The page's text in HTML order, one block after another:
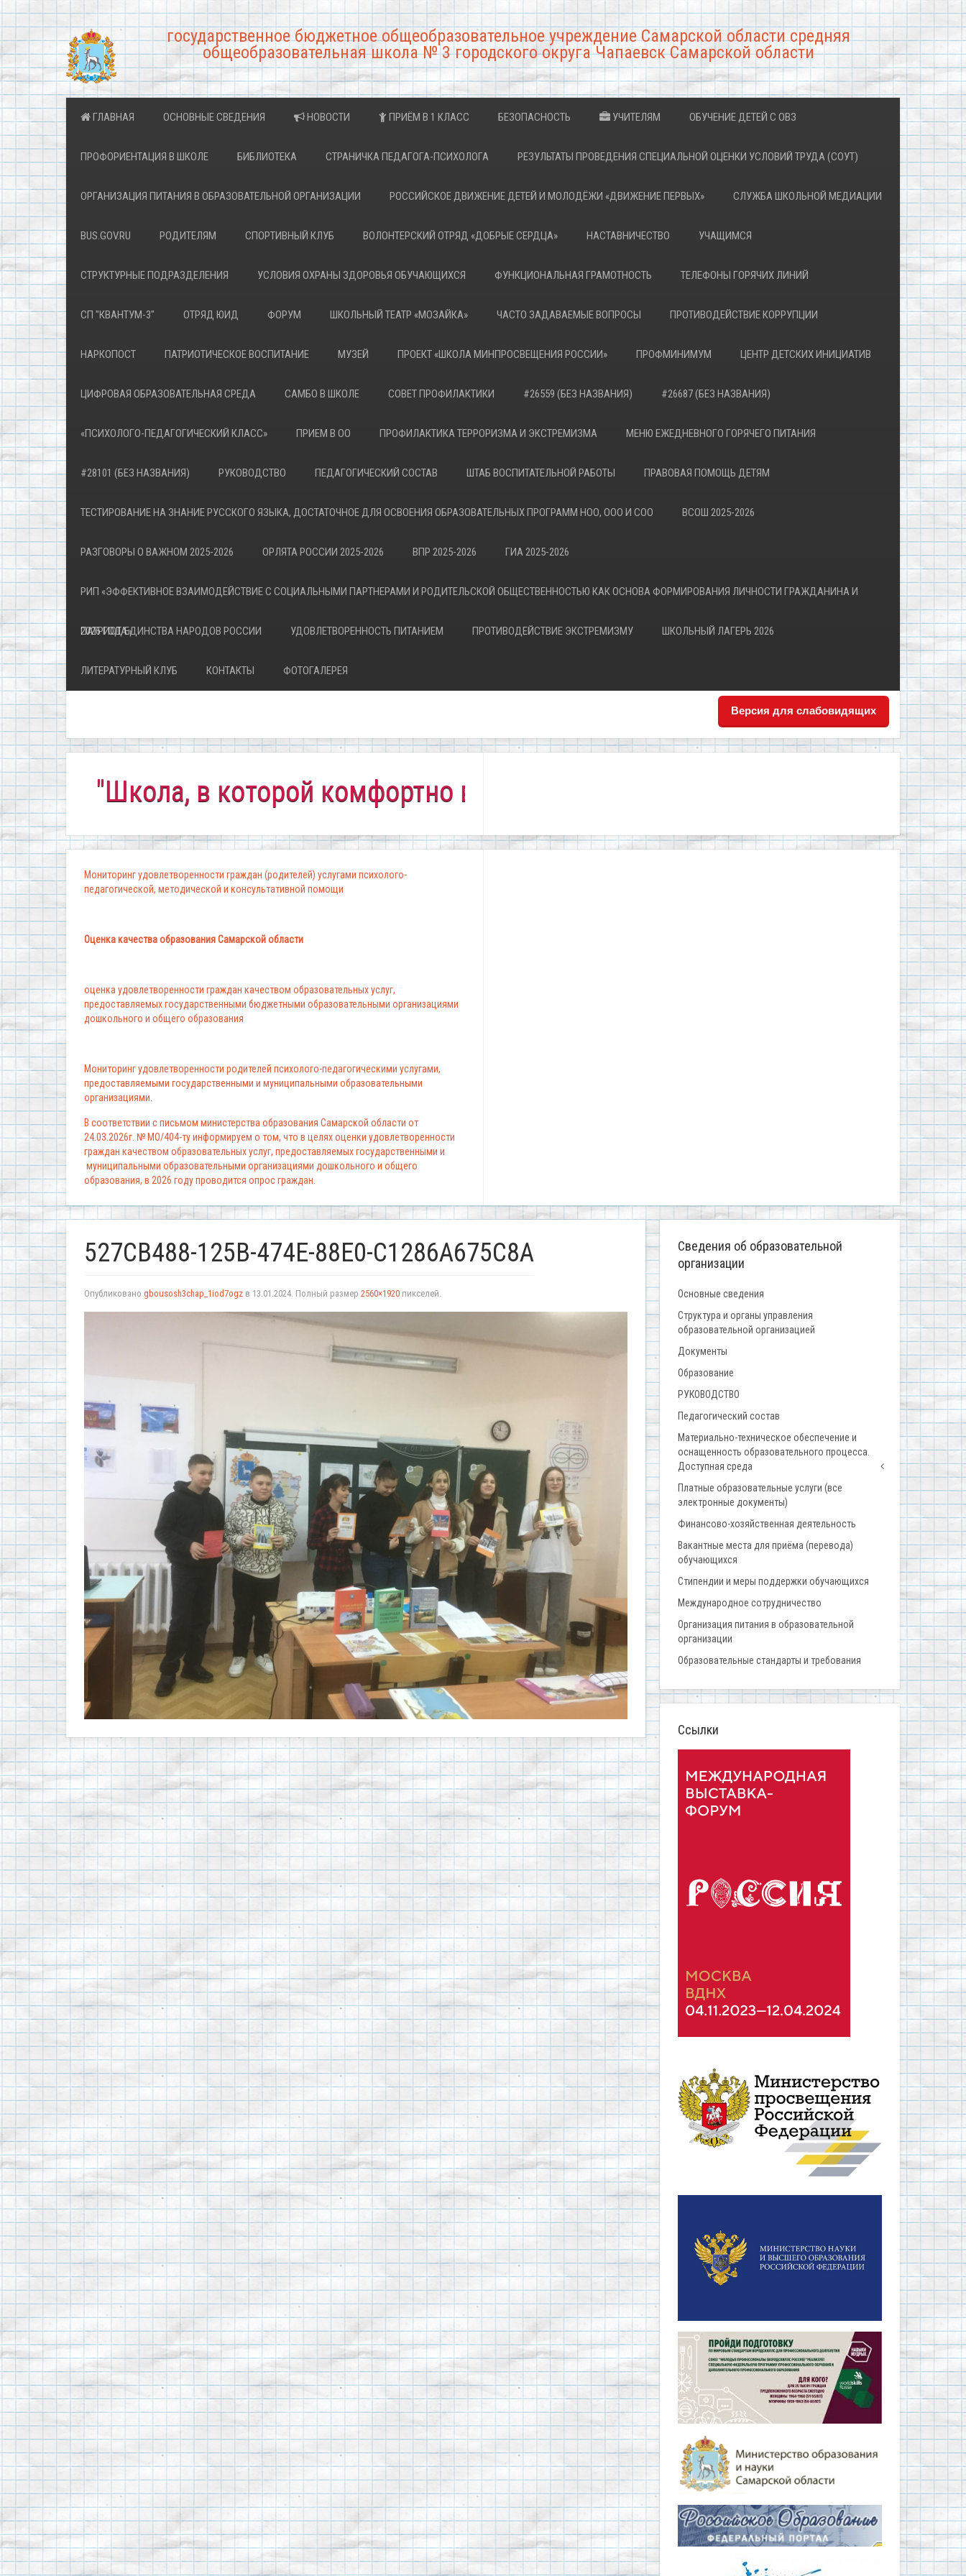
государственное бюджетное общеобразовательное учреждение Самарской области средняя
общеобразовательная школа № 3 городского округа Чапаевск Самарской области
ГЛАВНАЯ ОСНОВНЫЕ СВЕДЕНИЯ НОВОСТИ ПРИЁМ В 1 КЛАСС БЕЗОПАСНОСТЬ УЧИТЕЛЯМ ОБУЧЕНИЕ ДЕТЕЙ С ОВЗ
ПРОФОРИЕНТАЦИЯ В ШКОЛЕ БИБЛИОТЕКА СТРАНИЧКА ПЕДАГОГА-ПСИХОЛОГА РЕЗУЛЬТАТЫ ПРОВЕДЕНИЯ СПЕЦИАЛЬНОЙ ОЦЕНКИ УСЛОВИЙ ТРУДА (СОУТ)
ОРГАНИЗАЦИЯ ПИТАНИЯ В ОБРАЗОВАТЕЛЬНОЙ ОРГАНИЗАЦИИ РОССИЙСКОЕ ДВИЖЕНИЕ ДЕТЕЙ И МОЛОДЁЖИ «ДВИЖЕНИЕ ПЕРВЫХ» СЛУЖБА ШКОЛЬНОЙ МЕДИАЦИИ
BUS.GOV.RU РОДИТЕЛЯМ СПОРТИВНЫЙ КЛУБ ВОЛОНТЕРСКИЙ ОТРЯД «ДОБРЫЕ СЕРДЦА» НАСТАВНИЧЕСТВО УЧАЩИМСЯ
СТРУКТУРНЫЕ ПОДРАЗДЕЛЕНИЯ УСЛОВИЯ ОХРАНЫ ЗДОРОВЬЯ ОБУЧАЮЩИХСЯ ФУНКЦИОНАЛЬНАЯ ГРАМОТНОСТЬ ТЕЛЕФОНЫ ГОРЯЧИХ ЛИНИЙ
СП "КВАНТУМ-3" ОТРЯД ЮИД ФОРУМ ШКОЛЬНЫЙ ТЕАТР «МОЗАЙКА» ЧАСТО ЗАДАВАЕМЫЕ ВОПРОСЫ ПРОТИВОДЕЙСТВИЕ КОРРУПЦИИ
НАРКОПОСТ ПАТРИОТИЧЕСКОЕ ВОСПИТАНИЕ МУЗЕЙ ПРОЕКТ «ШКОЛА МИНПРОСВЕЩЕНИЯ РОССИИ» ПРОФМИНИМУМ ЦЕНТР ДЕТСКИХ ИНИЦИАТИВ
ЦИФРОВАЯ ОБРАЗОВАТЕЛЬНАЯ СРЕДА САМБО В ШКОЛЕ СОВЕТ ПРОФИЛАКТИКИ #26559 (БЕЗ НАЗВАНИЯ) #26687 (БЕЗ НАЗВАНИЯ)
«ПСИХОЛОГО-ПЕДАГОГИЧЕСКИЙ КЛАСС» ПРИЕМ В ОО ПРОФИЛАКТИКА ТЕРРОРИЗМА И ЭКСТРЕМИЗМА МЕНЮ ЕЖЕДНЕВНОГО ГОРЯЧЕГО ПИТАНИЯ
#28101 (БЕЗ НАЗВАНИЯ) РУКОВОДСТВО ПЕДАГОГИЧЕСКИЙ СОСТАВ ШТАБ ВОСПИТАТЕЛЬНОЙ РАБОТЫ ПРАВОВАЯ ПОМОЩЬ ДЕТЯМ
ТЕСТИРОВАНИЕ НА ЗНАНИЕ РУССКОГО ЯЗЫКА, ДОСТАТОЧНОЕ ДЛЯ ОСВОЕНИЯ ОБРАЗОВАТЕЛЬНЫХ ПРОГРАММ НОО, ООО И СОО ВСОШ 2025-2026
РАЗГОВОРЫ О ВАЖНОМ 2025-2026 ОРЛЯТА РОССИИ 2025-2026 ВПР 2025-2026 ГИА 2025-2026
РИП «ЭФФЕКТИВНОЕ ВЗАИМОДЕЙСТВИЕ С СОЦИАЛЬНЫМИ ПАРТНЕРАМИ И РОДИТЕЛЬСКОЙ ОБЩЕСТВЕННОСТЬЮ КАК ОСНОВА ФОРМИРОВАНИЯ ЛИЧНОСТИ ГРАЖДАНИНА И
ПАТРИОТА»
2026 ГОД ЕДИНСТВА НАРОДОВ РОССИИ УДОВЛЕТВОРЕННОСТЬ ПИТАНИЕМ ПРОТИВОДЕЙСТВИЕ ЭКСТРЕМИЗМУ ШКОЛЬНЫЙ ЛАГЕРЬ 2026
ЛИТЕРАТУРНЫЙ КЛУБ КОНТАКТЫ ФОТОГАЛЕРЕЯ
Версия для слабовидящих
"Школа, в которой комфортно всем!"
Мониторинг удовлетворенности граждан (родителей) услугами психолого-
педагогической, методической и консультативной помощи
Оценка качества образования Самарской области
оценка удовлетворенности граждан качеством образовательных услуг,
предоставляемых государственными бюджетными образовательными организациями
дошкольного и общего образования
Мониторинг удовлетворенности родителей психолого-педагогическими услугами,
предоставляемыми государственными и муниципальными образовательными
организациями.
В соответствии с письмом министерства образования Самарской области от
24.03.2026г. № МО/404-ту информируем о том, что в целях оценки удовлетворенности
граждан качеством образовательных услуг, предоставляемых государственными и
муниципальными образовательными организациями дошкольного и общего
образования, в 2026 году проводится опрос граждан.
527CB488-125B-474E-88E0-C1286A675C8A
Опубликовано gbousosh3chap_1iod7ogz в 13.01.2024. Полный размер 2560×1920 пикселей.
Сведения об образовательной
организации
Основные сведения
Структура и органы управления
образовательной организацией
Документы
Образование
РУКОВОДСТВО
Педагогический состав
Материально-техническое обеспечение и
оснащенность образовательного процесса.
Доступная среда
Платные образовательные услуги (все
электронные документы)
Финансово-хозяйственная деятельность
Вакантные места для приёма (перевода)
обучающихся
Стипендии и меры поддержки обучающихся
Международное сотрудничество
Организация питания в образовательной
организации
Образовательные стандарты и требования
Ссылки